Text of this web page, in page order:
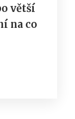
větší
na co